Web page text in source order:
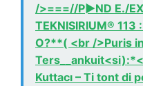
/>===//P►ND E./
TEKNISIRIUM®
O?**( <br />Puris
Kuttacı – Ti tont di